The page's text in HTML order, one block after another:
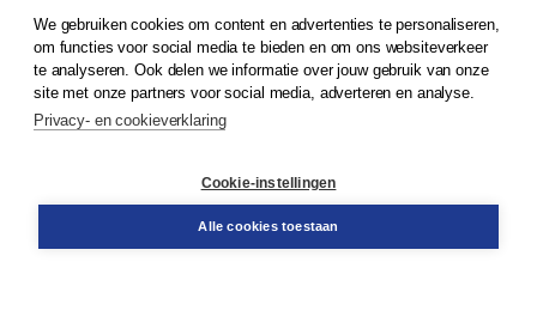
© 2026Koninklijke Boom uitgevers
Bestellen
We gebruiken cookies om content en advertenties te personaliseren,
om functies voor social media te bieden en om ons websiteverkeer
te analyseren. Ook delen we informatie over jouw gebruik van onze
site met onze partners voor social media, adverteren en analyse.
Privacy- en cookieverklaring
Cookie-instellingen
Alle cookies toestaan